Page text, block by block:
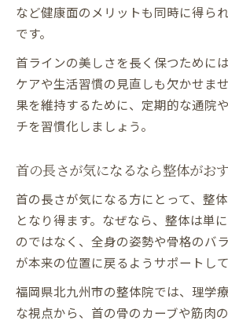
など健康面のメリットも同時に得ら
です。
首ラインの美しさを長く保つために
ケアや生活習慣の見直しも欠かせま
果を維持するために、定期的な通院
チを習慣化しましょう。
首の長さが気になるなら整体がお
首の長さが気になる方にとって、整
となり得ます。なぜなら、整体は単
のではなく、全身の姿勢や骨格のバ
が本来の位置に戻るようサポートし
福岡県北九州市の整体院では、理学
な視点から、首の骨のカーブや筋肉